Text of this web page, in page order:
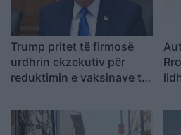
Trump pritet të firmosë
urdhrin ekzekutiv për
reduktimin e vaksinave të